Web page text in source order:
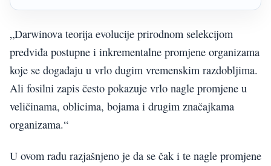
„Darwinova teorija evolucije prirodnom selekcijom
predviđa postupne i inkrementalne promjene organizama
koje se događaju u vrlo dugim vremenskim razdobljima.
Ali fosilni zapis često pokazuje vrlo nagle promjene u
veličinama, oblicima, bojama i drugim značajkama
organizama.“
U ovom radu razjašnjeno je da se čak i te nagle promjene